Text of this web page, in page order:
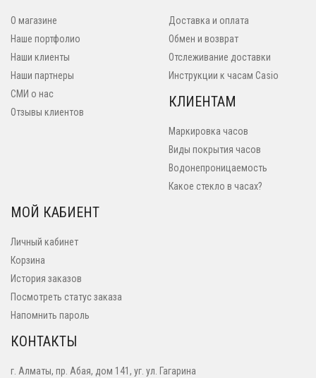
О магазине
Наше портфолио
Наши клиенты
Наши партнеры
СМИ о нас
Отзывы клиентов
Доставка и оплата
Обмен и возврат
Отслеживание доставки
Инструкции к часам Casio
КЛИЕНТАМ
Маркировка часов
Виды покрытия часов
Водонепроницаемость
Какое стекло в часах?
МОЙ КАБИЕНТ
Личный кабинет
Корзина
История заказов
Посмотреть статус заказа
Напомнить пароль
КОНТАКТЫ
г. Алматы, пр. Абая, дом 141, уг. ул. Гагарина